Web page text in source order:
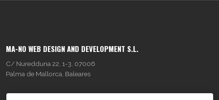
MA-NO WEB DESIGN AND DEVELOPMENT S.L.
C/ Nuredduna 22, 1-3, 07006
Palma de Mallorca, Baleares